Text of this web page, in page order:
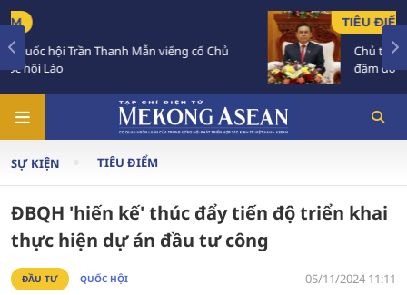
Chủ tịch Quốc hội Lào luôn dành tình cảm sâu
SỰ KIỆN TIÊU ĐIỂM
ĐBQH 'hiến kế' thúc đẩy tiến độ triển khai
thực hiện dự án đầu tư công
ĐẦU TƯ QUỐC HỘI 05/11/2024 11:11